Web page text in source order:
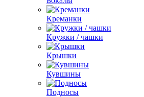
Креманки
Кружки / чашки
Крышки
Кувшины
Подносы